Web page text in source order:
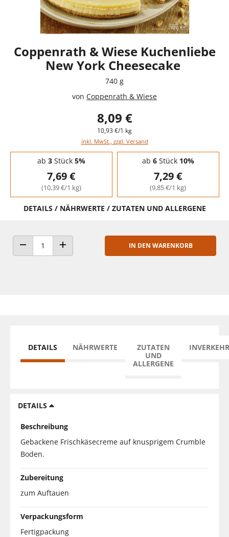
Coppenrath & Wiese Kuchenliebe
New York Cheesecake
740 g
von Coppenrath & Wiese
8,09 €
10,93 €/1 kg
inkl. MwSt., zzgl. Versand
Staffelpreise - Mengenrabatt
ab 3Stück 5%
7,69 €
(10,39 €/1 kg)
ab 6Stück 10%
7,29 €
(9,85 €/1 kg)
DETAILS / NÄHRWERTE / ZUTATEN UND ALLERGENE
ANZAHL VERRINGERNANZAHL ERHÖHEN
IN DEN WARENKORB
DETAILS NÄHRWERTE
ZUTATEN
UND
ALLERGENE
DETAILS
Beschreibung
Gebackene Frischkäsecreme auf knusprigem Crumble
Boden.
Zubereitung
zum Auftauen
Verpackungsform
Fertigpackung